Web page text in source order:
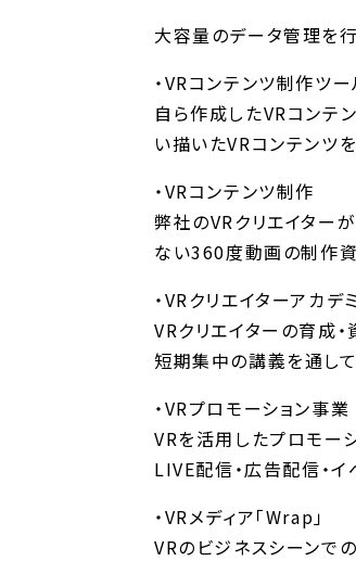
大容量のデータ管理を行
・VRコンテンツ制作ツ
自ら作成したVRコンテ
い描いたVRコンテンツ
・VRコンテンツ制作
弊社のVRクリエイター
ない360度動画の制作資
・VRクリエイターアカデ
VRクリエイターの育成
短期集中の講義を通し
・VRプロモーション事業
VRを活用したプロモー
LIVE配信・広告配信・
・VRメディア「Wrap」
VRのビジネスシーンで